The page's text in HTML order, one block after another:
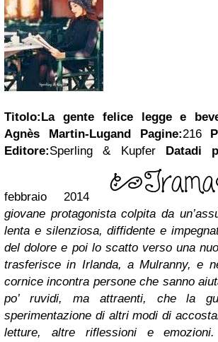
Titolo:La gente felice legge e
Agnès Martin-Lugand Pagine:216
Editore:Sperling & Kupfer Datadi
febbraio 2014
giovane protagonista colpita da
lenta e silenziosa, diffidente e
del dolore e poi lo scatto verso una
trasferisce in Irlanda, a Mulranny, e
cornice incontra persone che sanno
po’ ruvidi, ma attraenti, che la
sperimentazione di altri modi di
letture, altre riflessioni e